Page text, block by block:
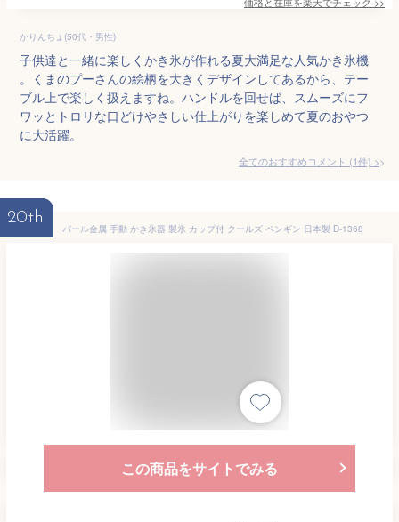
かりんちょ(50代・男性)
子供達と一緒に楽しくかき氷が作れる夏大満足な人気かき氷機
。くまのプーさんの絵柄を大きくデザインしてあるから、テー
ブル上で楽しく扱えますね。ハンドルを回せば、スムーズにフ
ワッとトロリな口どけやさしい仕上がりを楽しめて夏のおやつ
に大活躍。
全てのおすすめコメント (1件) >
20th
パール金属 手動 かき氷器 製氷 カップ付 クールズ ペンギン 日本製 D-1368
この商品をサイトでみる